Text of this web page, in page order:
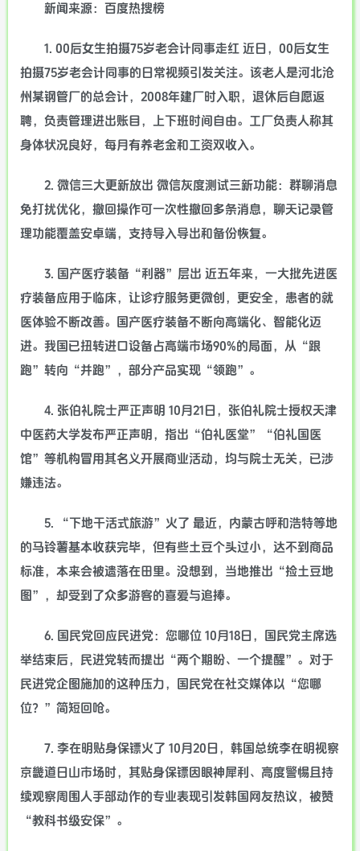
新闻来源：百度热搜榜
1. 00后女生拍摄75岁老会计同事走红 近日，00后女生
拍摄75岁老会计同事的日常视频引发关注。该老人是河北沧
州某钢管厂的总会计，2008年建厂时入职，退休后自愿返
聘，负责管理进出账目，上下班时间自由。工厂负责人称其
身体状况良好，每月有养老金和工资双收入。
2. 微信三大更新放出 微信灰度测试三新功能：群聊消息
免打扰优化，撤回操作可一次性撤回多条消息，聊天记录管
理功能覆盖安卓端，支持导入导出和备份恢复。
3. 国产医疗装备“利器”层出 近五年来，一大批先进医
疗装备应用于临床，让诊疗服务更微创，更安全，患者的就
医体验不断改善。国产医疗装备不断向高端化、智能化迈
进。我国已扭转进口设备占高端市场90%的局面，从“跟
跑”转向“并跑”，部分产品实现“领跑”。
4. 张伯礼院士严正声明 10月21日，张伯礼院士授权天津
中医药大学发布严正声明，指出“伯礼医堂”“伯礼国医
馆”等机构冒用其名义开展商业活动，均与院士无关，已涉
嫌违法。
5. “下地干活式旅游”火了 最近，内蒙古呼和浩特等地
的马铃薯基本收获完毕，但有些土豆个头过小，达不到商品
标准，本来会被遗落在田里。没想到，当地推出“捡土豆地
图”，却受到了众多游客的喜爱与追捧。
6. 国民党回应民进党：您哪位 10月18日，国民党主席选
举结束后，民进党转而提出“两个期盼、一个提醒”。对于
民进党企图施加的这种压力，国民党在社交媒体以“您哪
位？”简短回呛。
7. 李在明贴身保镖火了 10月20日，韩国总统李在明视察
京畿道日山市场时，其贴身保镖因眼神犀利、高度警惕且持
续观察周围人手部动作的专业表现引发韩国网友热议，被赞
“教科书级安保”。